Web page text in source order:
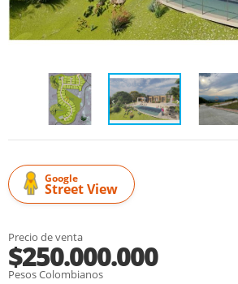
Google
Street View
Precio de venta
$250.000.000
Pesos Colombianos